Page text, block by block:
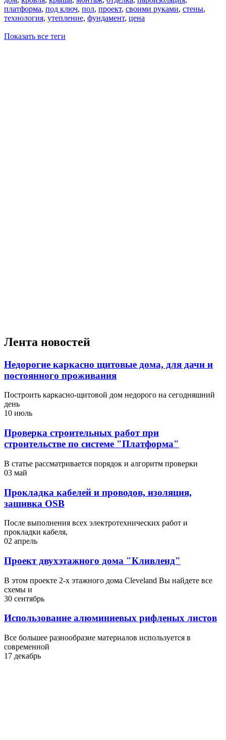
платформа, под ключ, пол, проект, своими руками, стены,
технология, утепление, фундамент, цена
Показать все теги
Лента новостей
Недорогие каркасно щитовые дома, для дачи и
постоянного проживания
Построить каркасно-щитовой дом недорого на сегодняшний
день
10 июль
Проверка строительных работ при
строительстве по системе "Платформа"
В статье рассматривается порядок и алгоритм проверки
03 май
Прокладка кабелей и проводов, изоляция,
зашивка OSB
После выполнения всех электротехнических работ и
прокладки кабеля,
02 апрель
Проект двухэтажного дома "Кливленд"
В этом проекте 2-х этажного дома Cleveland Вы найдете все
схемы и
30 сентябрь
Использование алюминиевых рифленых листов
Все большее разнообразие материалов используется в
современной
17 декабрь